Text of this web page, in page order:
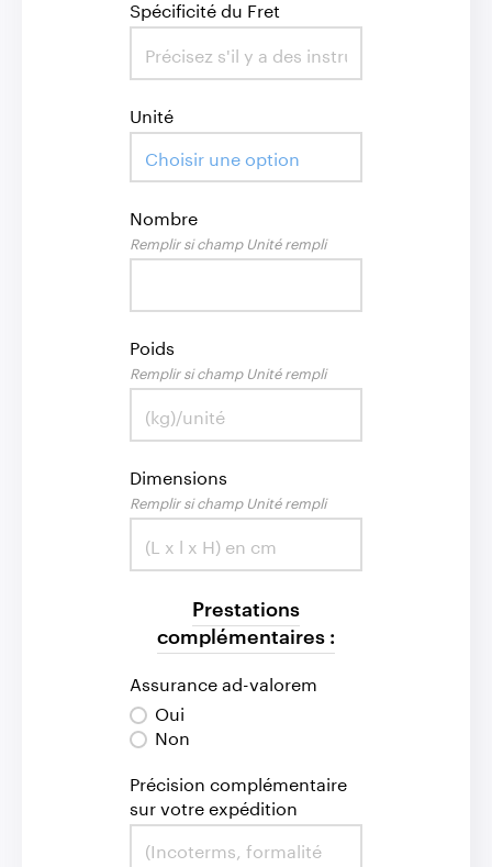
Spécificité du Fret
Unité
Choisir une option
Nombre
Remplir si champ Unité rempli
Poids
Remplir si champ Unité rempli
Dimensions
Remplir si champ Unité rempli
Prestations
complémentaires :
Assurance ad-valorem
Oui
Non
Précision complémentaire
sur votre expédition